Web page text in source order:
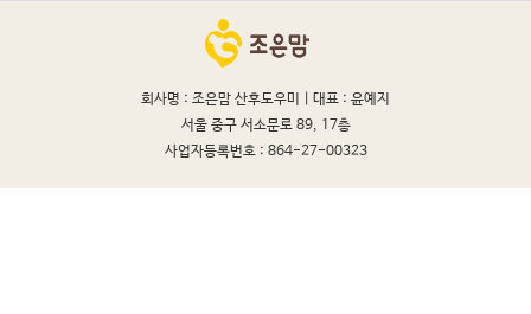
회사명 : 조은맘 산후도우미 | 대표 : 윤예지
서울 중구 서소문로 89, 17층
사업자등록번호 : 864-27-00323